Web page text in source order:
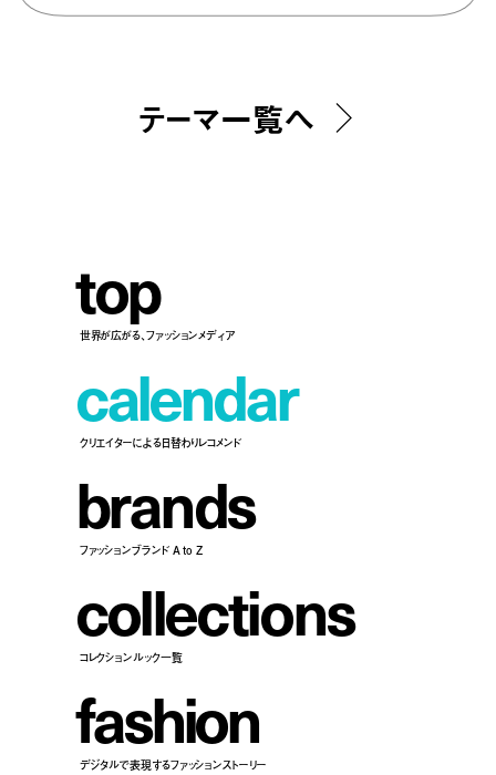
テーマ一覧へ
top
世界が広がる、ファッションメディア
calendar
クリエイターによる日替わりレコメンド
brands
ファッションブランド A to Z
collections
コレクションルック一覧
fashion
デジタルで表現するファッションストーリー